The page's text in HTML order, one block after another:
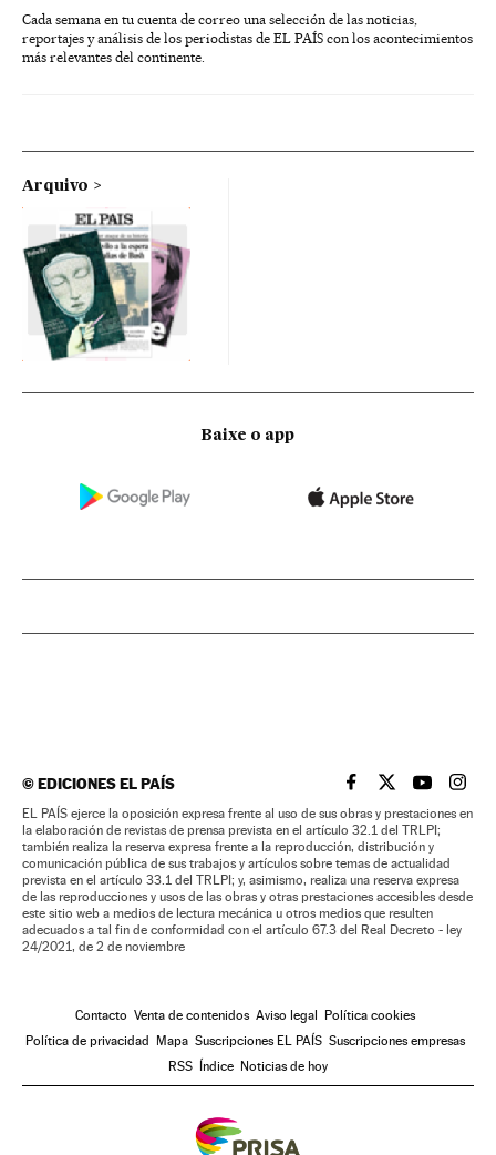
Cada semana en tu cuenta de correo una selección de las noticias,
reportajes y análisis de los periodistas de EL PAÍS con los acontecimientos
más relevantes del continente.
Arquivo
Baixe o app
©EDICIONES EL PAÍS EL PAÍS BRASIL EN
EL PAÍSEL PAÍS
EL
EL PAÍS ejerce la oposición expresa frente al uso de sus obras y prestaciones en
la elaboración de revistas de prensa prevista en el artículo 32.1 del TRLPI;
también realiza la reserva expresa frente a la reproducción, distribución y
comunicación pública de sus trabajos y artículos sobre temas de actualidad
prevista en el artículo 33.1 del TRLPI; y, asimismo, realiza una reserva expresa
de las reproducciones y usos de las obras y otras prestaciones accesibles desde
este sitio web a medios de lectura mecánica u otros medios que resulten
adecuados a tal fin de conformidad con el artículo 67.3 del Real Decreto - ley
24/2021, de 2 de noviembre
Contacto Venta de contenidos Aviso legal Política cookies
Política de privacidad Mapa Suscripciones EL PAÍS Suscripciones empresas
RSS Índice Noticias de hoy